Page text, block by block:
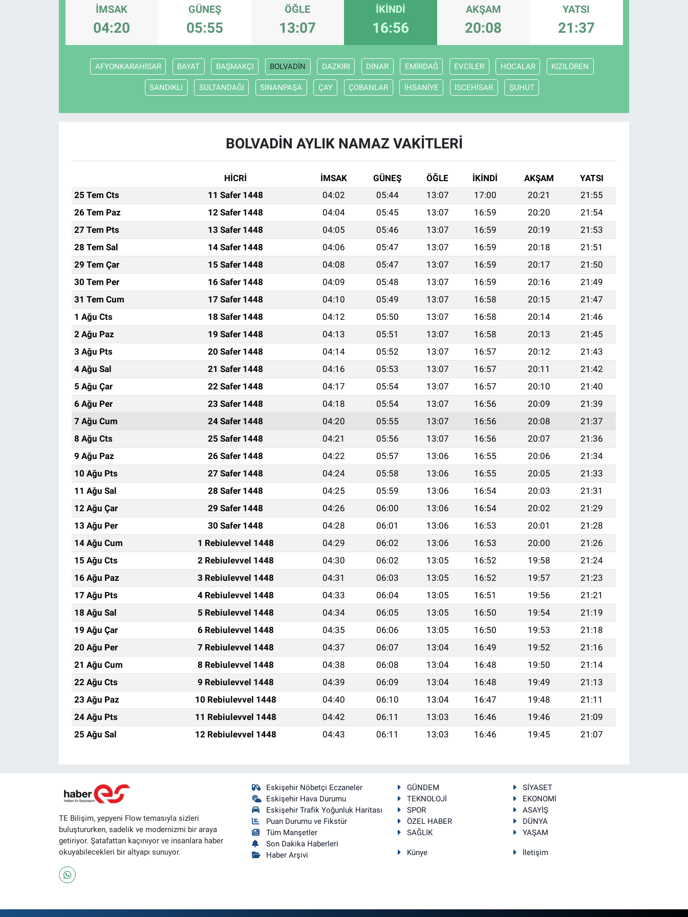
İMSAK
04:20
GÜNEŞ
05:55
ÖĞLE
13:07
İKINDI
16:56
AKŞAM
20:08
YATSI
21:37
AFYONKARAHİSAR BAYAT BAŞMAKÇI BOLVADİN DAZKIRI DİNAR EMİRDAĞ EVCİLER HOCALAR KIZILÖREN
SANDIKLI SULTANDAĞI SİNANPAŞA ÇAY ÇOBANLAR İHSANİYE İSCEHİSAR ŞUHUT
BOLVADİN AYLIK NAMAZ VAKITLERI
HİCRİ İMSAK GÜNEŞ ÖĞLE İKINDI AKŞAM
YATSI
25 Tem Cts
11 Safer 1448 04:02 05:44 13:07 17:00 20:21
21:55
26 Tem Paz
12 Safer 1448 04:04 05:45 13:07 16:59 20:20
21:54
27 Tem Pts
13 Safer 1448 04:05 05:46 13:07 16:59 20:19
21:53
28 Tem Sal
14 Safer 1448 04:06 05:47 13:07 16:59 20:18
21:51
29 Tem Çar
15 Safer 1448 04:08 05:47 13:07 16:59 20:17
21:50
30 Tem Per
16 Safer 1448 04:09 05:48 13:07 16:59 20:16
21:49
31 Tem Cum
17 Safer 1448 04:10 05:49 13:07 16:58 20:15
21:47
1 Ağu Cts
18 Safer 1448 04:12 05:50 13:07 16:58 20:14
21:46
2 Ağu Paz
19 Safer 1448 04:13 05:51 13:07 16:58 20:13
21:45
3 Ağu Pts
20 Safer 1448 04:14 05:52 13:07 16:57 20:12
21:43
4 Ağu Sal
21 Safer 1448 04:16 05:53 13:07 16:57 20:11
21:42
5 Ağu Çar
22 Safer 1448 04:17 05:54 13:07 16:57 20:10
21:40
6 Ağu Per
23 Safer 1448 04:18 05:54 13:07 16:56 20:09
21:39
7 Ağu Cum
24 Safer 1448 04:20 05:55 13:07 16:56 20:08
21:37
8 Ağu Cts
25 Safer 1448 04:21 05:56 13:07 16:56 20:07
21:36
9 Ağu Paz
26 Safer 1448 04:22 05:57 13:06 16:55 20:06
21:34
10 Ağu Pts
27 Safer 1448 04:24 05:58 13:06 16:55 20:05
21:33
11 Ağu Sal
28 Safer 1448 04:25 05:59 13:06 16:54 20:03
21:31
12 Ağu Çar
29 Safer 1448 04:26 06:00 13:06 16:54 20:02
21:29
13 Ağu Per
30 Safer 1448 04:28 06:01 13:06 16:53 20:01
21:28
14 Ağu Cum
1 Rebiulevvel 1448 04:29 06:02 13:06 16:53 20:00
21:26
15 Ağu Cts
2 Rebiulevvel 1448 04:30 06:02 13:05 16:52 19:58
21:24
16 Ağu Paz
3 Rebiulevvel 1448 04:31 06:03 13:05 16:52 19:57
21:23
17 Ağu Pts
4 Rebiulevvel 1448 04:33 06:04 13:05 16:51 19:56
21:21
18 Ağu Sal
5 Rebiulevvel 1448 04:34 06:05 13:05 16:50 19:54
21:19
19 Ağu Çar
6 Rebiulevvel 1448 04:35 06:06 13:05 16:50 19:53
21:18
20 Ağu Per
7 Rebiulevvel 1448 04:37 06:07 13:04 16:49 19:52
21:16
21 Ağu Cum
8 Rebiulevvel 1448 04:38 06:08 13:04 16:48 19:50
21:14
22 Ağu Cts
9 Rebiulevvel 1448 04:39 06:09 13:04 16:48 19:49
21:13
23 Ağu Paz
10 Rebiulevvel 1448 04:40 06:10 13:04 16:47 19:48
21:11
24 Ağu Pts
11 Rebiulevvel 1448 04:42 06:11 13:03 16:46 19:46
21:09
25 Ağu Sal
12 Rebiulevvel 1448 04:43 06:11 13:03 16:46 19:45 21:07
TE Bilişim, yepyeni Flow temasıyla sizleri
buluştururken, sadelik ve modernizmi bir araya
getiriyor. Şatafattan kaçınıyor ve insanlara haber
okuyabilecekleri bir altyapı sunuyor.
Eskişehir Nöbetçi Eczaneler
Eskişehir Hava Durumu
Eskişehir Trafik Yoğunluk Haritası
Puan Durumu ve Fikstür
Tüm Manşetler
Son Dakika Haberleri
Haber Arşivi
GÜNDEM
SİYASET
TEKNOLOJİ
EKONOMİ
SPOR
ASAYİŞ
ÖZEL HABER
DÜNYA
SAĞLIK
YAŞAM
Künye İletişim